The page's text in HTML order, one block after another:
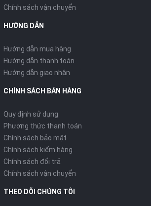
Chính sách vận chuyển
HƯỚNG DẪN
Hướng dẫn mua hàng
Hướng dẫn thanh toán
Hướng dẫn giao nhận
CHÍNH SÁCH BÁN HÀNG
Quy định sử dụng
Phương thức thanh toán
Chính sách bảo mật
Chính sách kiểm hàng
Chính sách đổi trả
Chính sách vận chuyển
THEO DÕI CHÚNG TÔI